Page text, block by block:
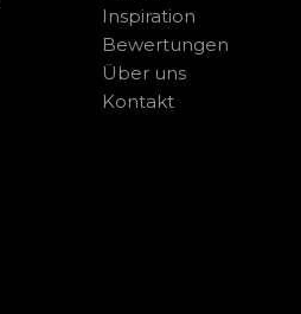
Inspiration
Bewertungen
Über uns
Kontakt